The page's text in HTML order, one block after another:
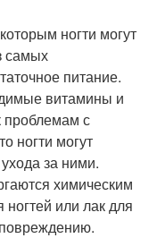
ногти могут
самых
питание.
витамины и
проблемам с
ногти могут
за ними.
химическим
ногтей или лак для